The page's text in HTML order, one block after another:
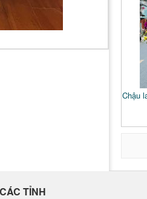
Chậu
TỈNH